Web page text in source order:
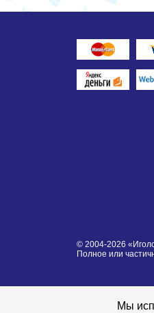
© 2004-2026
Полное или
Мы